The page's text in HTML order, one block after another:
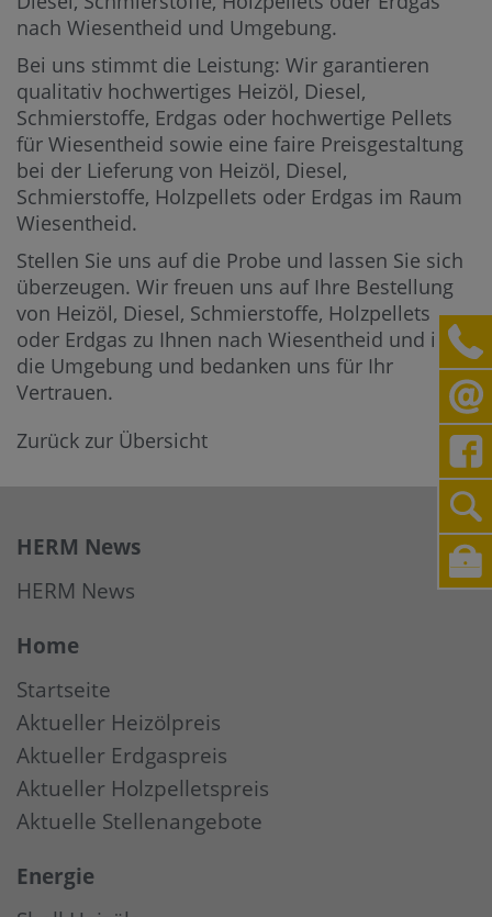
nach Wiesentheid und Umgebung.
Bei uns stimmt die Leistung: Wir garantieren
qualitativ hochwertiges Heizöl, Diesel,
Schmierstoffe, Erdgas oder hochwertige Pellets
für Wiesentheid sowie eine faire Preisgestaltung
bei der Lieferung von Heizöl, Diesel,
Schmierstoffe, Holzpellets oder Erdgas im Raum
Wiesentheid.
Stellen Sie uns auf die Probe und lassen Sie sich
überzeugen. Wir freuen uns auf Ihre Bestellung
von Heizöl, Diesel, Schmierstoffe, Holzpellets
oder Erdgas zu Ihnen nach Wiesentheid und in
die Umgebung und bedanken uns für Ihr
Vertrauen.
Zurück zur Übersicht
HERM News
HERM News
Home
Startseite
Aktueller Heizölpreis
Aktueller Erdgaspreis
Aktueller Holzpelletspreis
Aktuelle Stellenangebote
Energie